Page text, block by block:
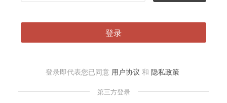
登录
登录即代表您已同意 用户协议 和 隐私政策
第三方登录